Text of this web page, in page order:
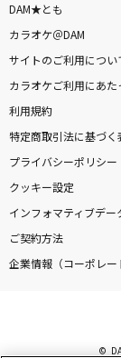
DAM★とも
カラオケ＠DAM
サイトのご利用につい
カラオケご利用にあた
利用規約
特定商取引法に基づく
プライバシーポリシー
クッキー設定
インフォマティブデー
ご契約方法
企業情報（コーポレー
©